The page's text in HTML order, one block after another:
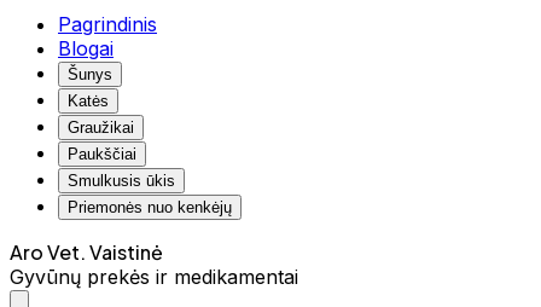
Pagrindinis
Blogai
Šunys
Katės
Graužikai
Paukščiai
Smulkusis ūkis
Priemonės nuo kenkėjų
Aro Vet. Vaistinė
Gyvūnų prekės ir medikamentai